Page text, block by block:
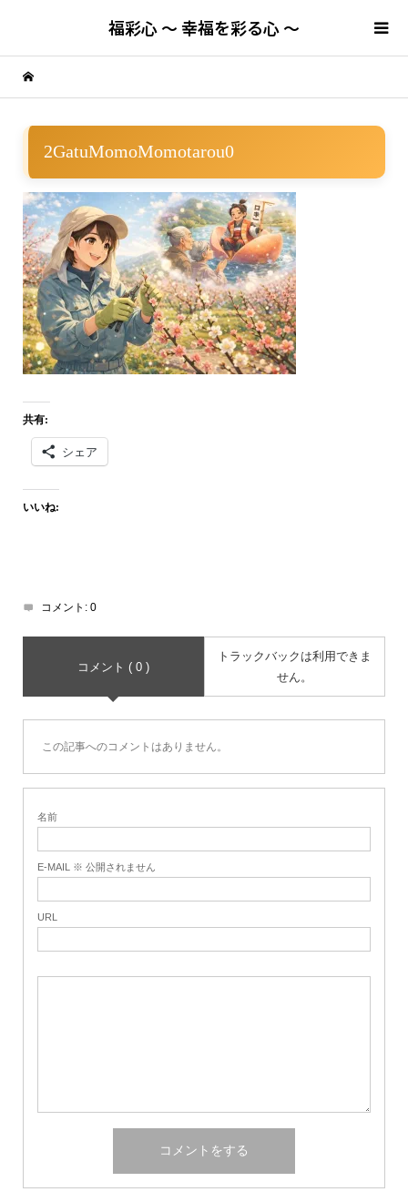
福彩心 ～ 幸福を彩る心 ～
2GatuMomoMomotarou0
共有:
シェア
いいね:
コメント: 0
コメント ( 0 )
トラックバックは利用できま
せん。
この記事へのコメントはありません。
名前
E-MAIL ※ 公開されません
URL